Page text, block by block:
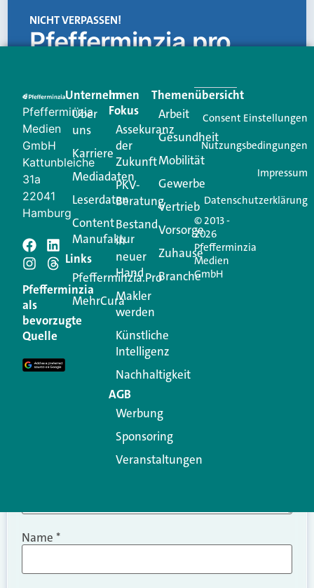
NICHT VERPASSEN!
Pfefferminzia.pro
Creator für Ihre Kundenkommunikation. Alles, was
Ihren Vertriebsalltag leichter macht. Mit nur einem
Login.
Jetzt anmelden
Schreiben Sie einen
Kommentar
Ihre E-Mail-Adresse wird nicht veröffentlicht.
Erforderliche Felder sind mit
Kommentar
Name *
Pfefferminzia
Medien
GmbH
Kattunbleiche
31a
22041
Hamburg
Pfefferminzia
als
bevorzugte
Quelle
Unternehmen
Über
uns
Karriere
Mediadaten
Leserdaten
Content
Manufaktur
Links
Pfefferminzia.Pro
MehrCura
Im
Fokus
Assekuranz
der
Zukunft
PKV-
Beratung
Bestand
in
neuer
Hand
Makler
werden
Künstliche
Intelligenz
Nachhaltigkeit
AGB
Werbung
Sponsoring
Veranstaltungen
Themenübersicht
Arbeit
Gesundheit
Mobilität
Gewerbe
Vertrieb
Vorsorge
Zuhause
Branche
© 2013 -
2026
Pfefferminzia
Medien
GmbH
Consent Einstellungen
Nutzungsbedingungen
Impressum
Datenschutzerklärung